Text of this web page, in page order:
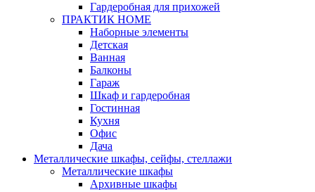
Гардеробная для прихожей
ПРАКТИК HOME
Наборные элементы
Детская
Ванная
Балконы
Гараж
Шкаф и гардеробная
Гостинная
Кухня
Офис
Дача
Металлические шкафы, сейфы, стеллажи
Металлические шкафы
Архивные шкафы